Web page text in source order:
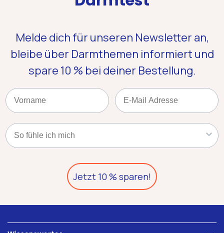
Melde dich für unseren Newsletter an,
bleibe über Darmthemen informiert und
spare 10 % bei deiner Bestellung.
Name Email
Kategorie
Jetzt 10 % sparen!